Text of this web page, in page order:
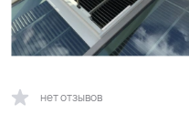
нет отзывов